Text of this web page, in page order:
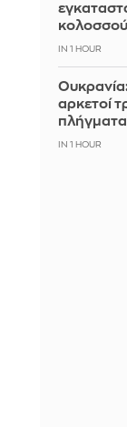
IN 1 HOUR
αρκετοί
πλήγματα
IN 1 HOUR